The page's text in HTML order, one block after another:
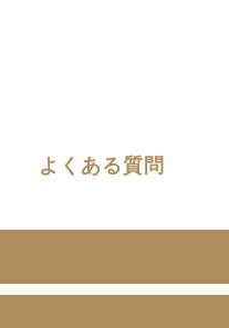
よくある質問